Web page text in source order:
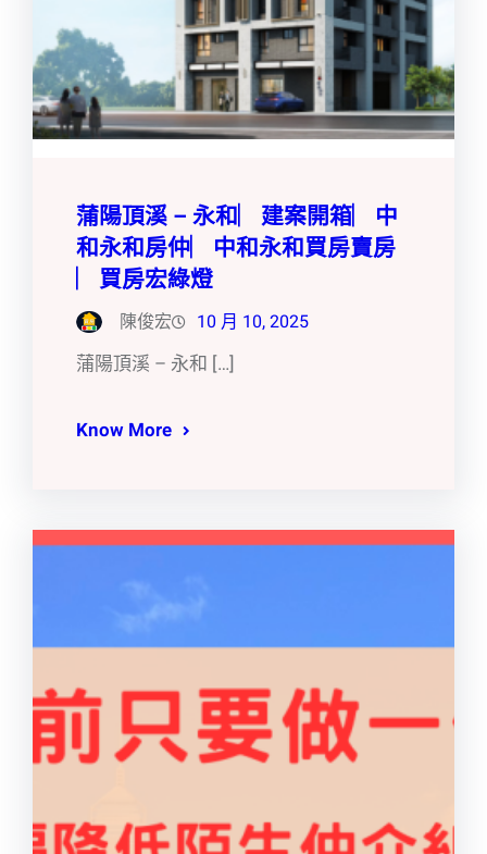
蒲陽頂溪 – 永和︳建案開箱︳中
和永和房仲︳中和永和買房賣房
︳買房宏綠燈
陳俊宏 10 月 10, 2025
蒲陽頂溪 – 永和 […]
Know More